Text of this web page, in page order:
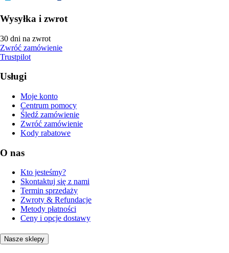
Wysyłka i zwrot
30 dni na zwrot
Zwróć zamówienie
Trustpilot
Usługi
Moje konto
Centrum pomocy
Śledź zamówienie
Zwróć zamówienie
Kody rabatowe
O nas
Kto jesteśmy?
Skontaktuj się z nami
Termin sprzedaży
Zwroty & Refundacje
Metody płatności
Ceny i opcje dostawy
Nasze sklepy